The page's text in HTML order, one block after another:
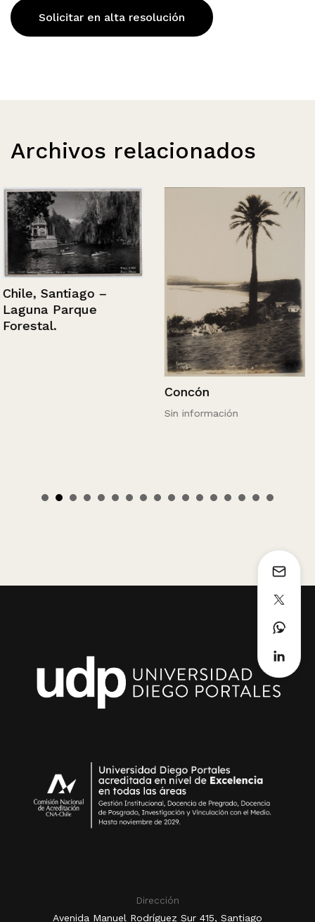
Solicitar en alta resolución
Archivos relacionados
Chile, Santiago –
Laguna Parque
Forestal.
Concón
Sin información
Dirección
Avenida Manuel Rodríguez Sur 415, Santiago